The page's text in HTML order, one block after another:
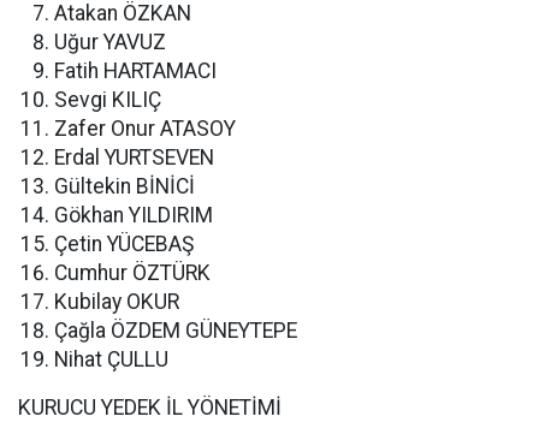
Atakan ÖZKAN
Uğur YAVUZ
Fatih HARTAMACI
Sevgi KILIÇ
Zafer Onur ATASOY
Erdal YURTSEVEN
Gültekin BİNİCİ
Gökhan YILDIRIM
Çetin YÜCEBAŞ
Cumhur ÖZTÜRK
Kubilay OKUR
Çağla ÖZDEM GÜNEYTEPE
Nihat ÇULLU
KURUCU YEDEK İL YÖNETİMİ